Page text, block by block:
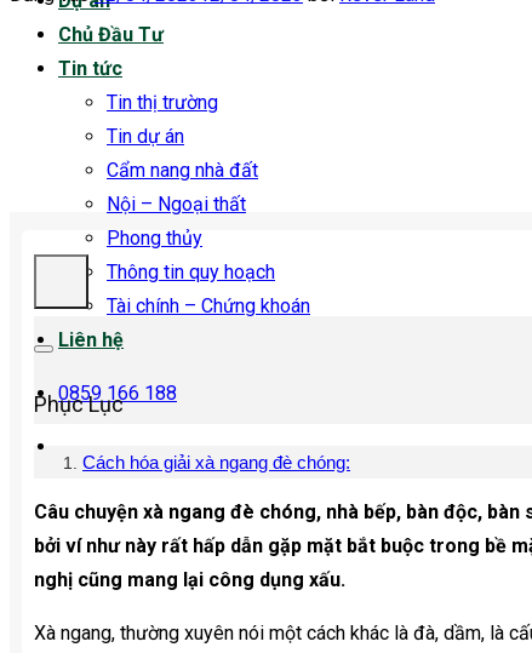
Chủ Đầu Tư
Tin tức
Tin thị trường
Tin dự án
Cẩm nang nhà đất
Nội – Ngoại thất
Phong thủy
Thông tin quy hoạch
Tài chính – Chứng khoán
Liên hệ
0859 166 188
Phục Lục
Cách hóa giải xà ngang đè chóng:
Câu chuyện xà ngang đè chóng, nhà bếp, bàn độc,
bởi ví như này rất hấp dẫn gặp mặt bắt buộc trong bề
nghị cũng mang lại công dụng xấu.
Xà ngang, thường xuyên nói một cách khác là đà, dầm, là